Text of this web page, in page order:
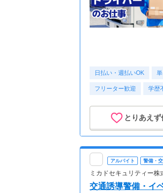
日払い・週払いOK
フリーター歓迎 学歴
とりあえず
アルバイト 警備・
ミカドセキュリティー
交通誘導警備・イ